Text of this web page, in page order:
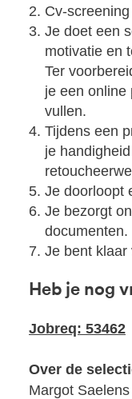
Cv-
Je doet een
motivatie en
Ter
je een online
vullen.
Tijdens een
je
Je doorloopt
Je bezorgt
documenten.
Je bent klaar
Heb je nog
Jobreq: 53462
Over de
Margot Saelens